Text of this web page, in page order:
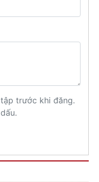
trước khi đăng.